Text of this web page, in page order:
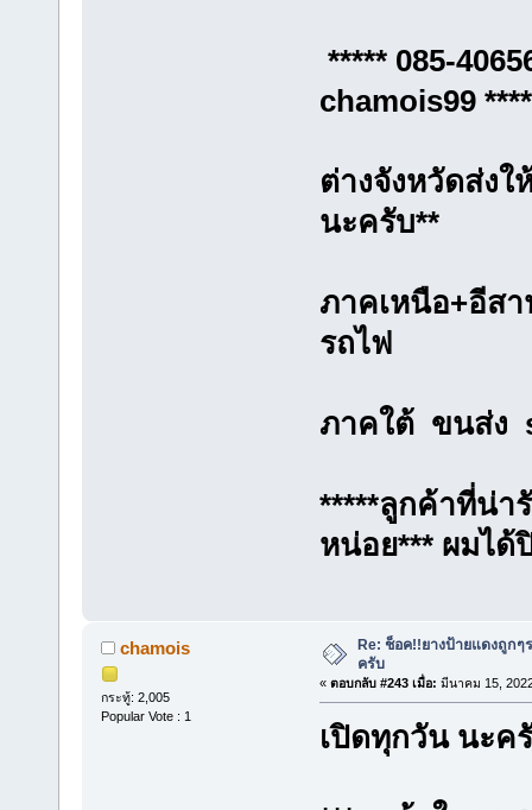
***** 085-
chamois99
ต่างจังหวัดส่ง
นะครับ**
ภาคเหนือ+อีส
รถไฟ
ภาคใต้ ขนส่ง
*****ลูกค้าที่น่า
หน่อย*** ผมไ
chamois
กระทู้: 2,005
Popular Vote : 1
Re: ช็อค!!ยางป้ายแดงถูก
ครับ
« ตอบกลับ #243 เมื่อ: มีนาคม 15,
เปิดทุกวัน นะ